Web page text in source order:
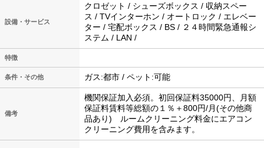
設備・サービス
クロゼット / シューズボックス / 収納スペー
ス / TVインターホン / オートロック / エレベー
ター / 宅配ボックス / BS / ２４時間緊急通報シ
ステム / LAN /
特徴
条件・その他 ガス:都市 / ペット:可能
備考
機関保証加入必須。初回保証料35000円、月額
保証料賃料等総額の１％＋800円/月(その他商
品あり) ルームクリーニング料金にエアコン
クリーニング費用を含みます。